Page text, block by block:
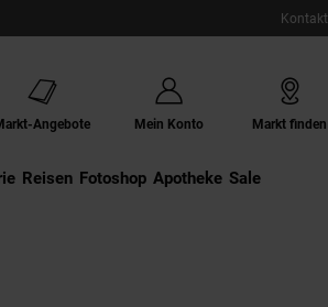
Kontakt
Angebote Mein Konto Markt finden
Externer Link:
Reisen Externer Link:
Fotoshop Externer Link:
Apotheke Sale